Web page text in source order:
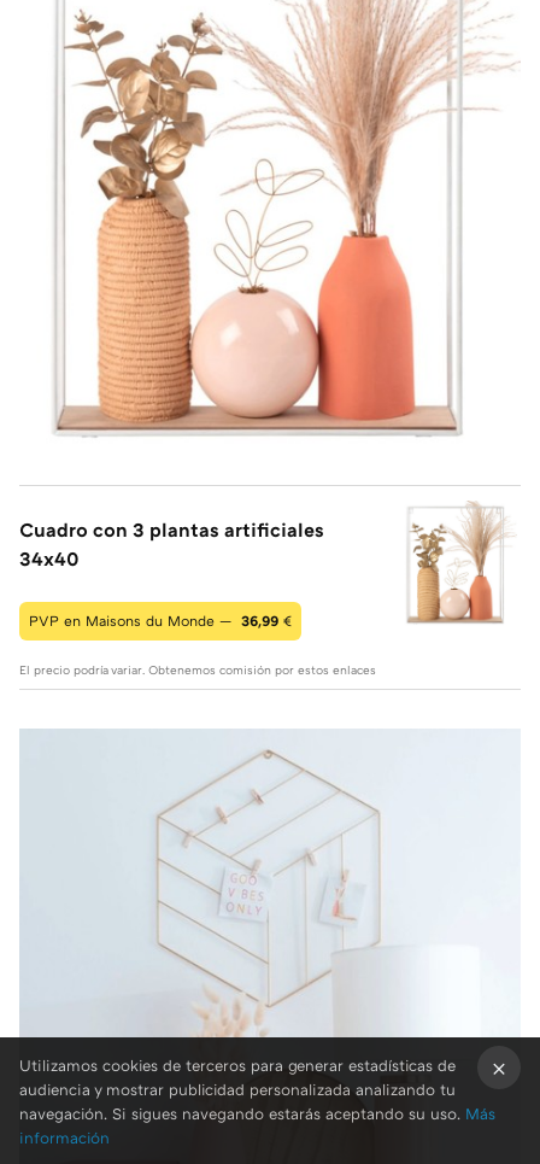
Cuadro con 3 plantas artificiales
34x40
PVP en Maisons du Monde — 36,99 €
El precio podría variar. Obtenemos comisión por estos enlaces
Utilizamos cookies de terceros para generar estadísticas de
audiencia y mostrar publicidad personalizada analizando tu
navegación. Si sigues navegando estarás aceptando su uso. Más
información